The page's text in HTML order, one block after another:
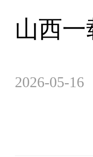
山西
2026-05-16